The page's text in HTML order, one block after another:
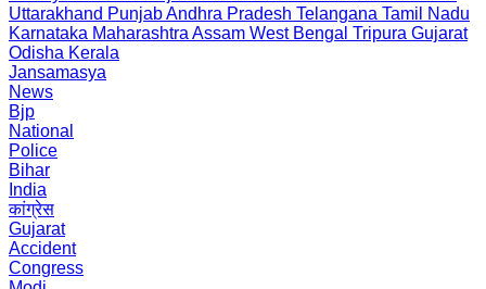
Uttarakhand PunjabAndhra Pradesh Telangana Tamil Nadu
Karnataka Maharashtra Assam West Bengal Tripura Gujarat
Odisha Kerala
Jansamasya
News
Bjp
National
Police
Bihar
India
कांग्रेस
Gujarat
Accident
Congress